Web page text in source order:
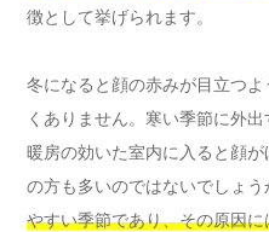
徴として挙げられます。
冬になると顔の赤みが目立つ
くありません。寒い季節に外
暖房の効いた室内に入ると顔
の方も多いのではないでしょう
やすい季節であり、その原因